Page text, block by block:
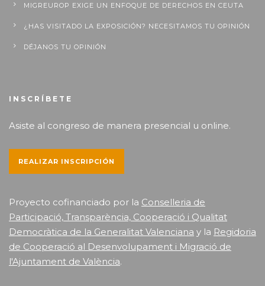
MIGREUROP EXIGE UN ENFOQUE DE DERECHOS EN CEUTA
¿HAS VISITADO LA EXPOSICIÓN? NECESITAMOS TU OPINIÓN
DÉJANOS TU OPINIÓN
INSCRÍBETE
Asiste al congreso de manera presencial u online.
REALIZAR INSCRIPCIÓN
Proyecto cofinanciado por la Conselleria de
Participació, Transparència, Cooperació i Qualitat
Democràtica de la Generalitat Valenciana y la Regidoria
de Cooperació al Desenvolupament i Migració de
l'Ajuntament de València.